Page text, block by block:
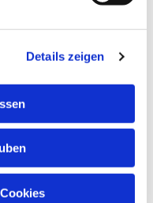
Details zeigen